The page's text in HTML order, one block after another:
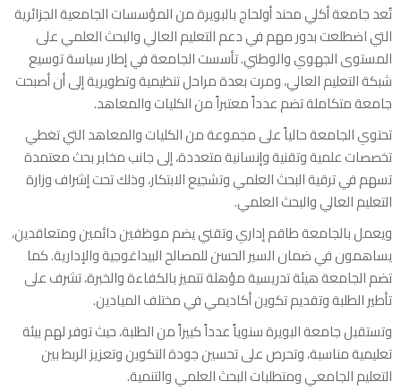
تُعد جامعة أكلي محند أولحاج بالبويرة من المؤسسات الجامعية الجزائرية
التي اضطلعت بدور مهم في دعم التعليم العالي والبحث العلمي على
المستوى الجهوي والوطني. تأسست الجامعة في إطار سياسة توسيع
شبكة التعليم العالي، ومرت بعدة مراحل تنظيمية وتطويرية إلى أن أصبحت
جامعة متكاملة تضم عدداً معتبراً من الكليات والمعاهد.
تحتوي الجامعة حالياً على مجموعة من الكليات والمعاهد التي تغطي
تخصصات علمية وتقنية وإنسانية متعددة، إلى جانب مخابر بحث معتمدة
تسهم في ترقية البحث العلمي وتشجيع الابتكار، وذلك تحت إشراف وزارة
التعليم العالي والبحث العلمي.
ويعمل بالجامعة طاقم إداري وتقني يضم موظفين دائمين ومتعاقدين،
يساهمون في ضمان السير الحسن للمصالح البيداغوجية والإدارية. كما
تضم الجامعة هيئة تدريسية مؤهلة تتميز بالكفاءة والخبرة، تشرف على
تأطير الطلبة وتقديم تكوين أكاديمي في مختلف الميادين.
وتستقبل جامعة البويرة سنوياً عدداً كبيراً من الطلبة، حيث توفر لهم بيئة
تعليمية مناسبة، وتحرص على تحسين جودة التكوين وتعزيز الربط بين
التعليم الجامعي ومتطلبات البحث العلمي والتنمية.